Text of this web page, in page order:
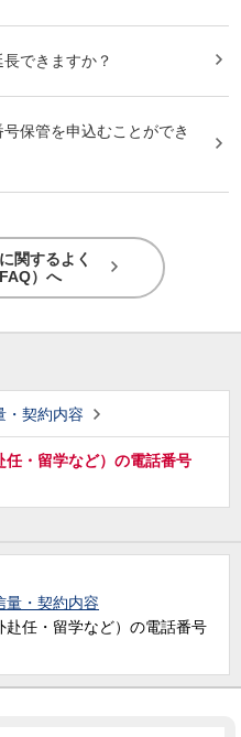
できますか？
号保管を申込むことができ
関するよく
）へ
・契約内容
・留学など）の電話番号
量・契約内容
任・留学など）の電話番号